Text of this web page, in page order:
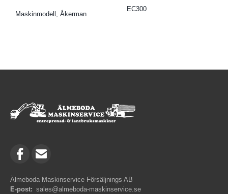
Maskinmodell, Åkerman
EC300
Älmeboda Maskinservice Försäljnings AB
E-post: sales@almeboda-maskinservice.se